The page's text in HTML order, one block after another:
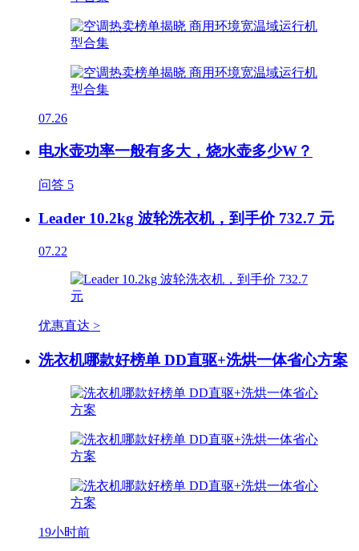
07.26
电水壶功率一般有多大，烧水壶多少W？
问答 5
Leader 10.2kg 波轮洗衣机，到手价 732.7 元
07.22
优惠直达 >
洗衣机哪款好榜单 DD直驱+洗烘一体省心方案
19小时前